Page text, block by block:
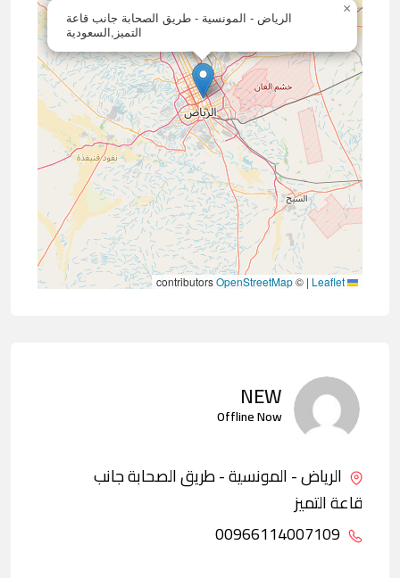
الرياض - المونسية - طريق الصحابة جانب قاعة
التميز,السعودية
×
|
©
OpenStreetMap
NEW
Offline Now
الرياض - المونسية - طريق الصحابة جانب
قاعة التميز